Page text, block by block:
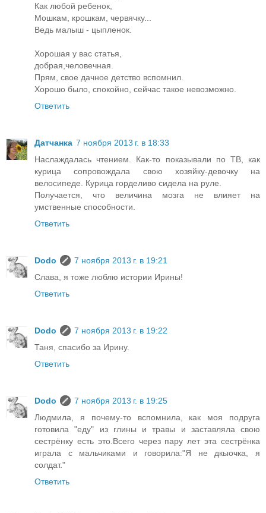
Как любой ребенок,
Мошкам, крошкам, червячку...
Ведь малыш - цыпленок.
Хорошая у вас статья,
добрая,человечная.
Прям, свое дачное детство вспомнил.
Хорошо было, спокойно, сейчас такое невозможно.
Ответить
Датчанка 7 ноября 2013 г. в 18:33
Наслаждалась чтением. Как-то показывали по ТВ, как
курица сопровождала свою хозяйку-девочку на
велосипеде. Курица горделиво сидела на руле.
Получается, что величина мозга не влияет на
умственные способности.
Ответить
Dodo
7 ноября 2013 г. в 19:21
Слава, я тоже люблю истории Ирины!
Ответить
Dodo
7 ноября 2013 г. в 19:22
Таня, спасибо за Ирину.
Ответить
Dodo
7 ноября 2013 г. в 19:25
Людмила, я почему-то вспомнила, как моя подруга
готовила "еду" из глины и травы и заставляла свою
сестрёнку есть это.Всего через пару лет эта сестрёнка
играла с мальчиками и говорила:"Я не дкыочка, я
солдат."
Ответить